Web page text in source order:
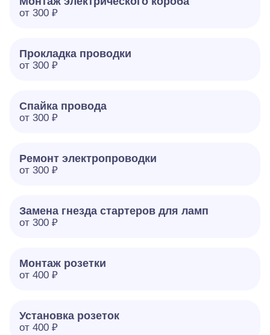
от 300 ₽
Прокладка проводки
от 300 ₽
Спайка провода
от 300 ₽
Ремонт электропроводки
от 300 ₽
Замена гнезда стартеров для ламп
от 300 ₽
Монтаж розетки
от 400 ₽
Установка розеток
от 400 ₽